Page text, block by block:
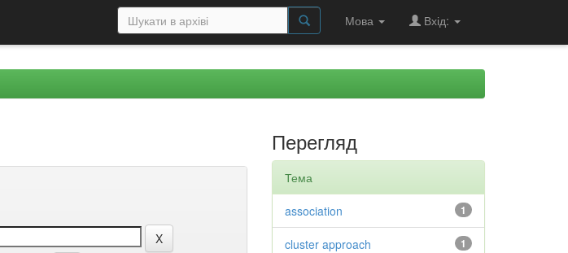
Мова Вхід:
Перегляд
Тема
1
association
1
cluster approach